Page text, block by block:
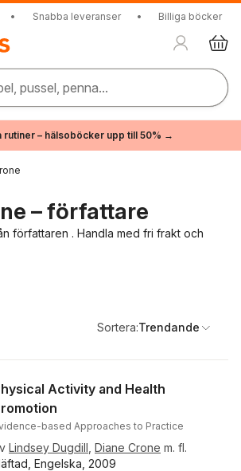
• Snabba leveranser • Billiga böcker
pussel, penna...
rutiner – hälsoböcker upp till 50% →
– författare
författaren . Handla med fri frakt och
Sortera:Trendande
Activity and Health
based Approaches to Practice
Lindsey Dugdill Diane Crone m. fl.
Engelska, 2009